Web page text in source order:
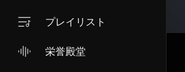
プレイリスト
栄誉殿堂